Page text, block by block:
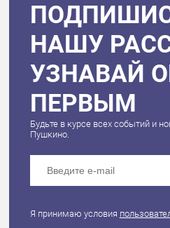
НАШУ
УЗНАВАЙ
ПЕРВЫМ
Будьте в курсе всех событий и
Пушкино.
Я принимаю условия